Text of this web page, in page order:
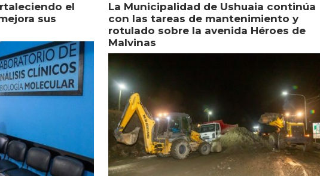
el
sus
La Municipalidad de Ushuaia continúa
con las tareas de mantenimiento y
rotulado sobre la avenida Héroes de
Malvinas